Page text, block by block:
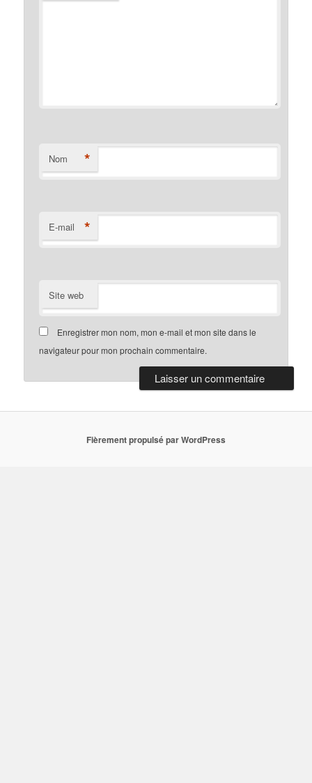
Nom *
E-mail *
Site web
Enregistrer mon nom, mon e-mail et mon site dans le
navigateur pour mon prochain commentaire.
Fièrement propulsé par WordPress